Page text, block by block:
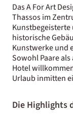
Das A For Art
Thassos im
historische
Kunstwerke und
Sowohl Paare
Hotel
Urlaub inmitten
Die Highlights